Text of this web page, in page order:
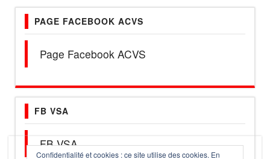
Confidentialité et cookies : ce site utilise des cookies. En
PAGE FACEBOOK ACVS
Page Facebook ACVS
FB VSA
FB VSA